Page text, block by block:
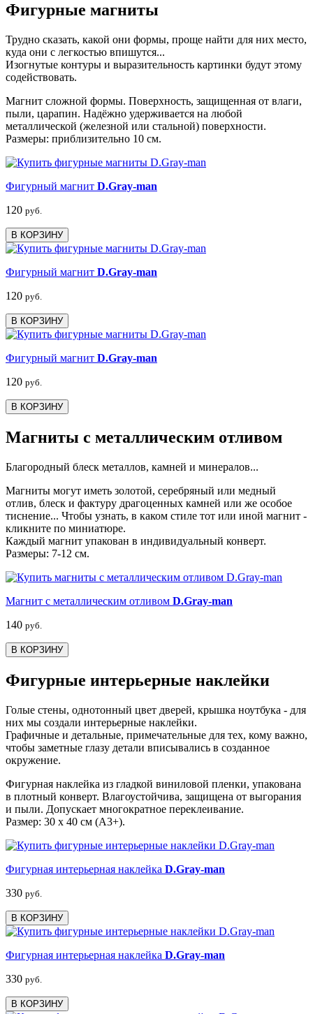
Фигурные магниты
Трудно сказать, какой они формы, проще найти для них место,
куда они с легкостью впишутся...
Изогнутые контуры и выразительность картинки будут этому
содействовать.
Магнит сложной формы. Поверхность, защищенная от влаги,
пыли, царапин. Надёжно удерживается на любой
металлической (железной или стальной) поверхности.
Размеры: приблизительно 10 см.
Фигурный магнит D.Gray-man
120 руб.
В КОРЗИНУ
Фигурный магнит D.Gray-man
120 руб.
В КОРЗИНУ
Фигурный магнит D.Gray-man
120 руб.
В КОРЗИНУ
Магниты с металлическим отливом
Благородный блеск металлов, камней и минералов...
Магниты могут иметь золотой, серебряный или медный
отлив, блеск и фактуру драгоценных камней или же особое
тиснение... Чтобы узнать, в каком стиле тот или иной магнит -
кликните по миниатюре.
Каждый магнит упакован в индивидуальный конверт.
Размеры: 7-12 см.
Магнит с металлическим отливом D.Gray-man
140 руб.
В КОРЗИНУ
Фигурные интерьерные наклейки
Голые стены, однотонный цвет дверей, крышка ноутбука - для
них мы создали интерьерные наклейки.
Графичные и детальные, примечательные для тех, кому важно,
чтобы заметные глазу детали вписывались в созданное
окружение.
Фигурная наклейка из гладкой виниловой пленки, упакована
в плотный конверт. Влагоустойчива, защищена от выгорания
и пыли. Допускает многократное переклеивание.
Размер: 30 х 40 см (А3+).
Фигурная интерьерная наклейка D.Gray-man
330 руб.
В КОРЗИНУ
Фигурная интерьерная наклейка D.Gray-man
330 руб.
В КОРЗИНУ